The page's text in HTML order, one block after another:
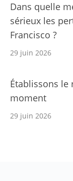
Dans quelle
sérieux les
Francisco ?
29 juin 2026
Établissons
moment
29 juin 2026